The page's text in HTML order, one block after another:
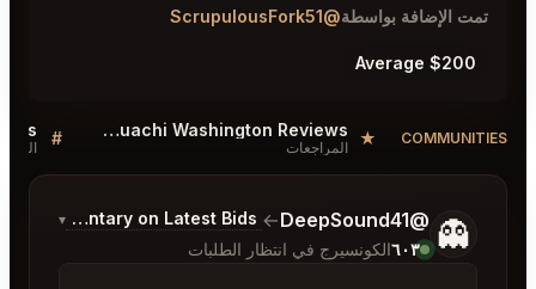
Dōgon by Kwame Onwuachi Washington Reviews
# النقاش
Commentary on Latest Bids
▾
الطلبات